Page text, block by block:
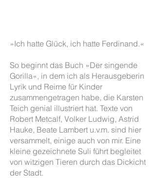
»Ich hatte Glück, ich hatte Ferdinand.«
So beginnt das Buch »Der singende
Gorilla«, in dem ich als Herausgeberin
Lyrik und Reime für Kinder
zusammengetragen habe, die Karsten
Teich genial illustriert hat. Texte von
Robert Metcalf, Volker Ludwig, Astrid
Hauke, Beate Lambert u.v.m. sind hier
versammelt, einige auch von mir. Eine
kleine gezeichnete Suli führt begleitet
von witzigen Tieren durch das Dickicht
der Stadt.​